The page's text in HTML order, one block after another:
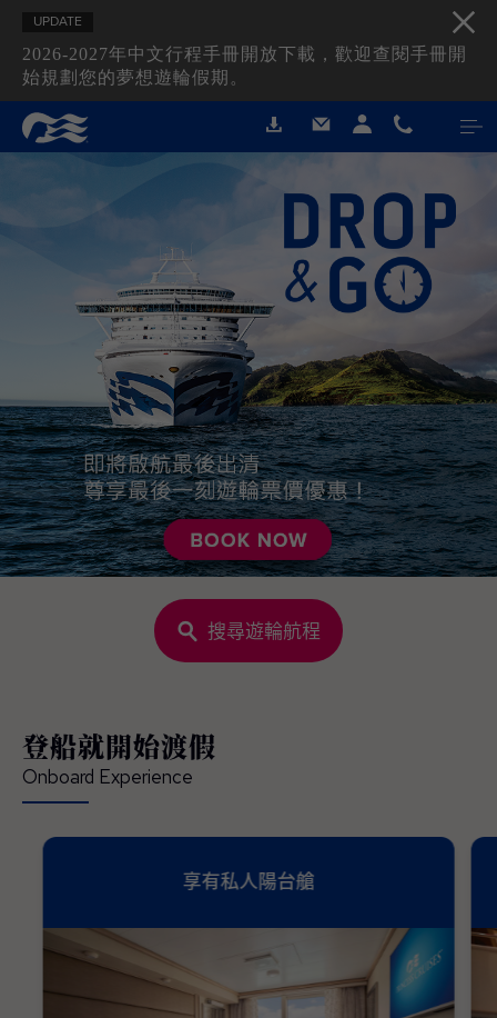
UPDATE
2026-2027年中文行程手冊開放下載，歡迎查閱手冊開
始規劃您的夢想遊輪假期。
搜尋遊輪航程
登船就開始渡假
Onboard Experience
享有私人陽台艙